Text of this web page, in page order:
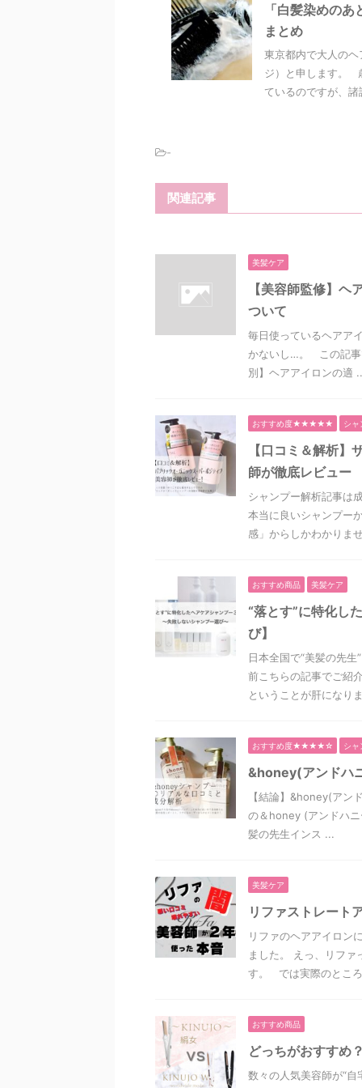
「白髪染めの
まとめ
東京都内で大人の
ジ）と申します。
ているのですが、
-
関連記事
美髪ケア
【美容師監修】
ついて
毎日使っているヘアア
かないし…。 この記事
別】ヘアアイロンの適
おすすめ度★★★★★ シャ
【口コミ＆解析
師が徹底レビュー
シャンプー解析記事は
本当に良いシャンプー
感」からしかわかりま
おすすめ商品 美髪ケア
“落とす”に特化し
び】
日本全国で“美髪の先
前こちらの記事でご紹
ということが肝になり
おすすめ度★★★★☆ シャ
&honey(アンドハ
【結論】&honey(アン
の＆honey (アンドハ
髪の先生インス ...
美髪ケア
リファストレート
リファのヘアアイロン
ました。 えっ、リフ
す。 では実際のとこ
おすすめ商品
どっちがおすすめ
数々の人気美容師が“